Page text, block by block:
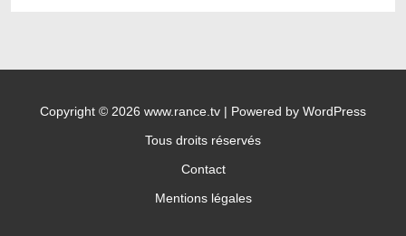
Copyright © 2026 www.rance.tv | Powered by WordPress
Tous droits réservés
Contact
Mentions légales